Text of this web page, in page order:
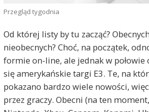
Przegląd tygodnia
Od której listy by tu zacząć?
nieobecnych? Choć, na początek,
formie on-line, ale jednak w połowie
się amerykańskie targi E3. Te, na
pokazano bardzo wiele nowości,
przez graczy. Obecni (na ten